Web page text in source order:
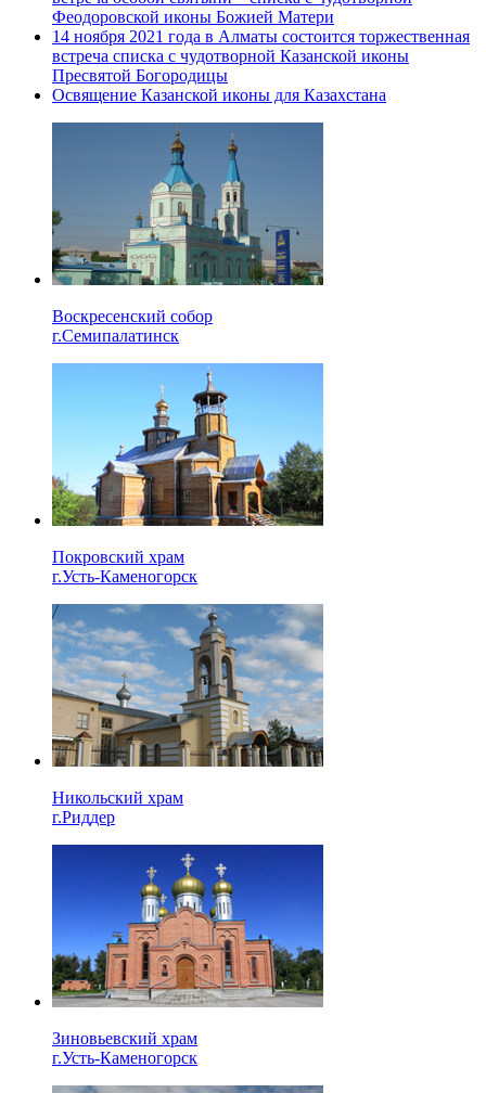
Феодоровской иконы Божией Матери
14 ноября 2021 года в Алматы состоится торжественная
встреча списка с чудотворной Казанской иконы
Пресвятой Богородицы
Освящение Казанской иконы для Казахстана
Воскресенский собор
г.Семипалатинск
Покровский храм
г.Усть-Каменогорск
Никольский храм
г.Риддер
Зиновьевский храм
г.Усть-Каменогорск